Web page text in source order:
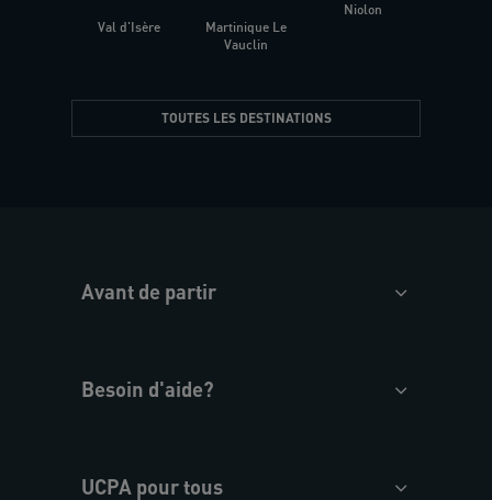
Val d'Isère
Martinique Le
Vauclin
Niolon
TOUTES LES DESTINATIONS
Avant de partir
Besoin d'aide?
UCPA pour tous